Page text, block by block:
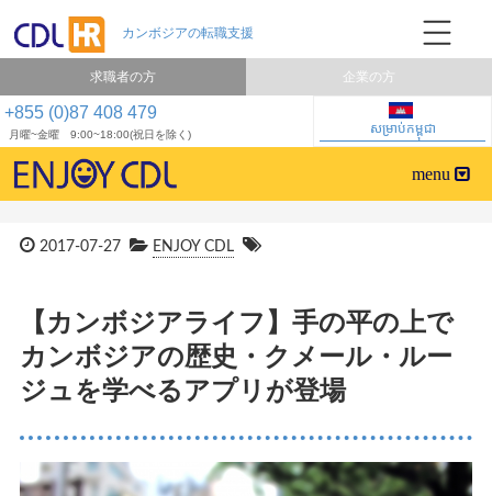
+855 (0)87 408 479
月曜~金曜 9:00~18:00(祝日を除く) សម្រាប់កម្ពុជា
求職者の方 企業の方
2017-07-27 ENJOY CDL
【カンボジアライフ】手の平の上で
カンボジアの歴史・クメール・ルー
ジュを学べるアプリが登場